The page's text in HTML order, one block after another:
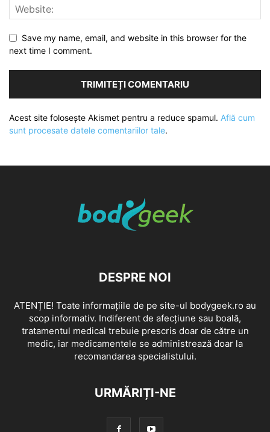
Save my name, email, and website in this browser for the
next time I comment.
Acest site folosește Akismet pentru a reduce spamul. Află cum
sunt procesate datele comentariilor tale.
DESPRE NOI
ATENȚIE! Toate informațiile de pe site-ul bodygeek.ro au
scop informativ. Indiferent de afecțiune sau boală,
tratamentul medical trebuie prescris doar de către un
medic, iar medicamentele se administrează doar la
recomandarea specialistului.
URMĂRIȚI-NE